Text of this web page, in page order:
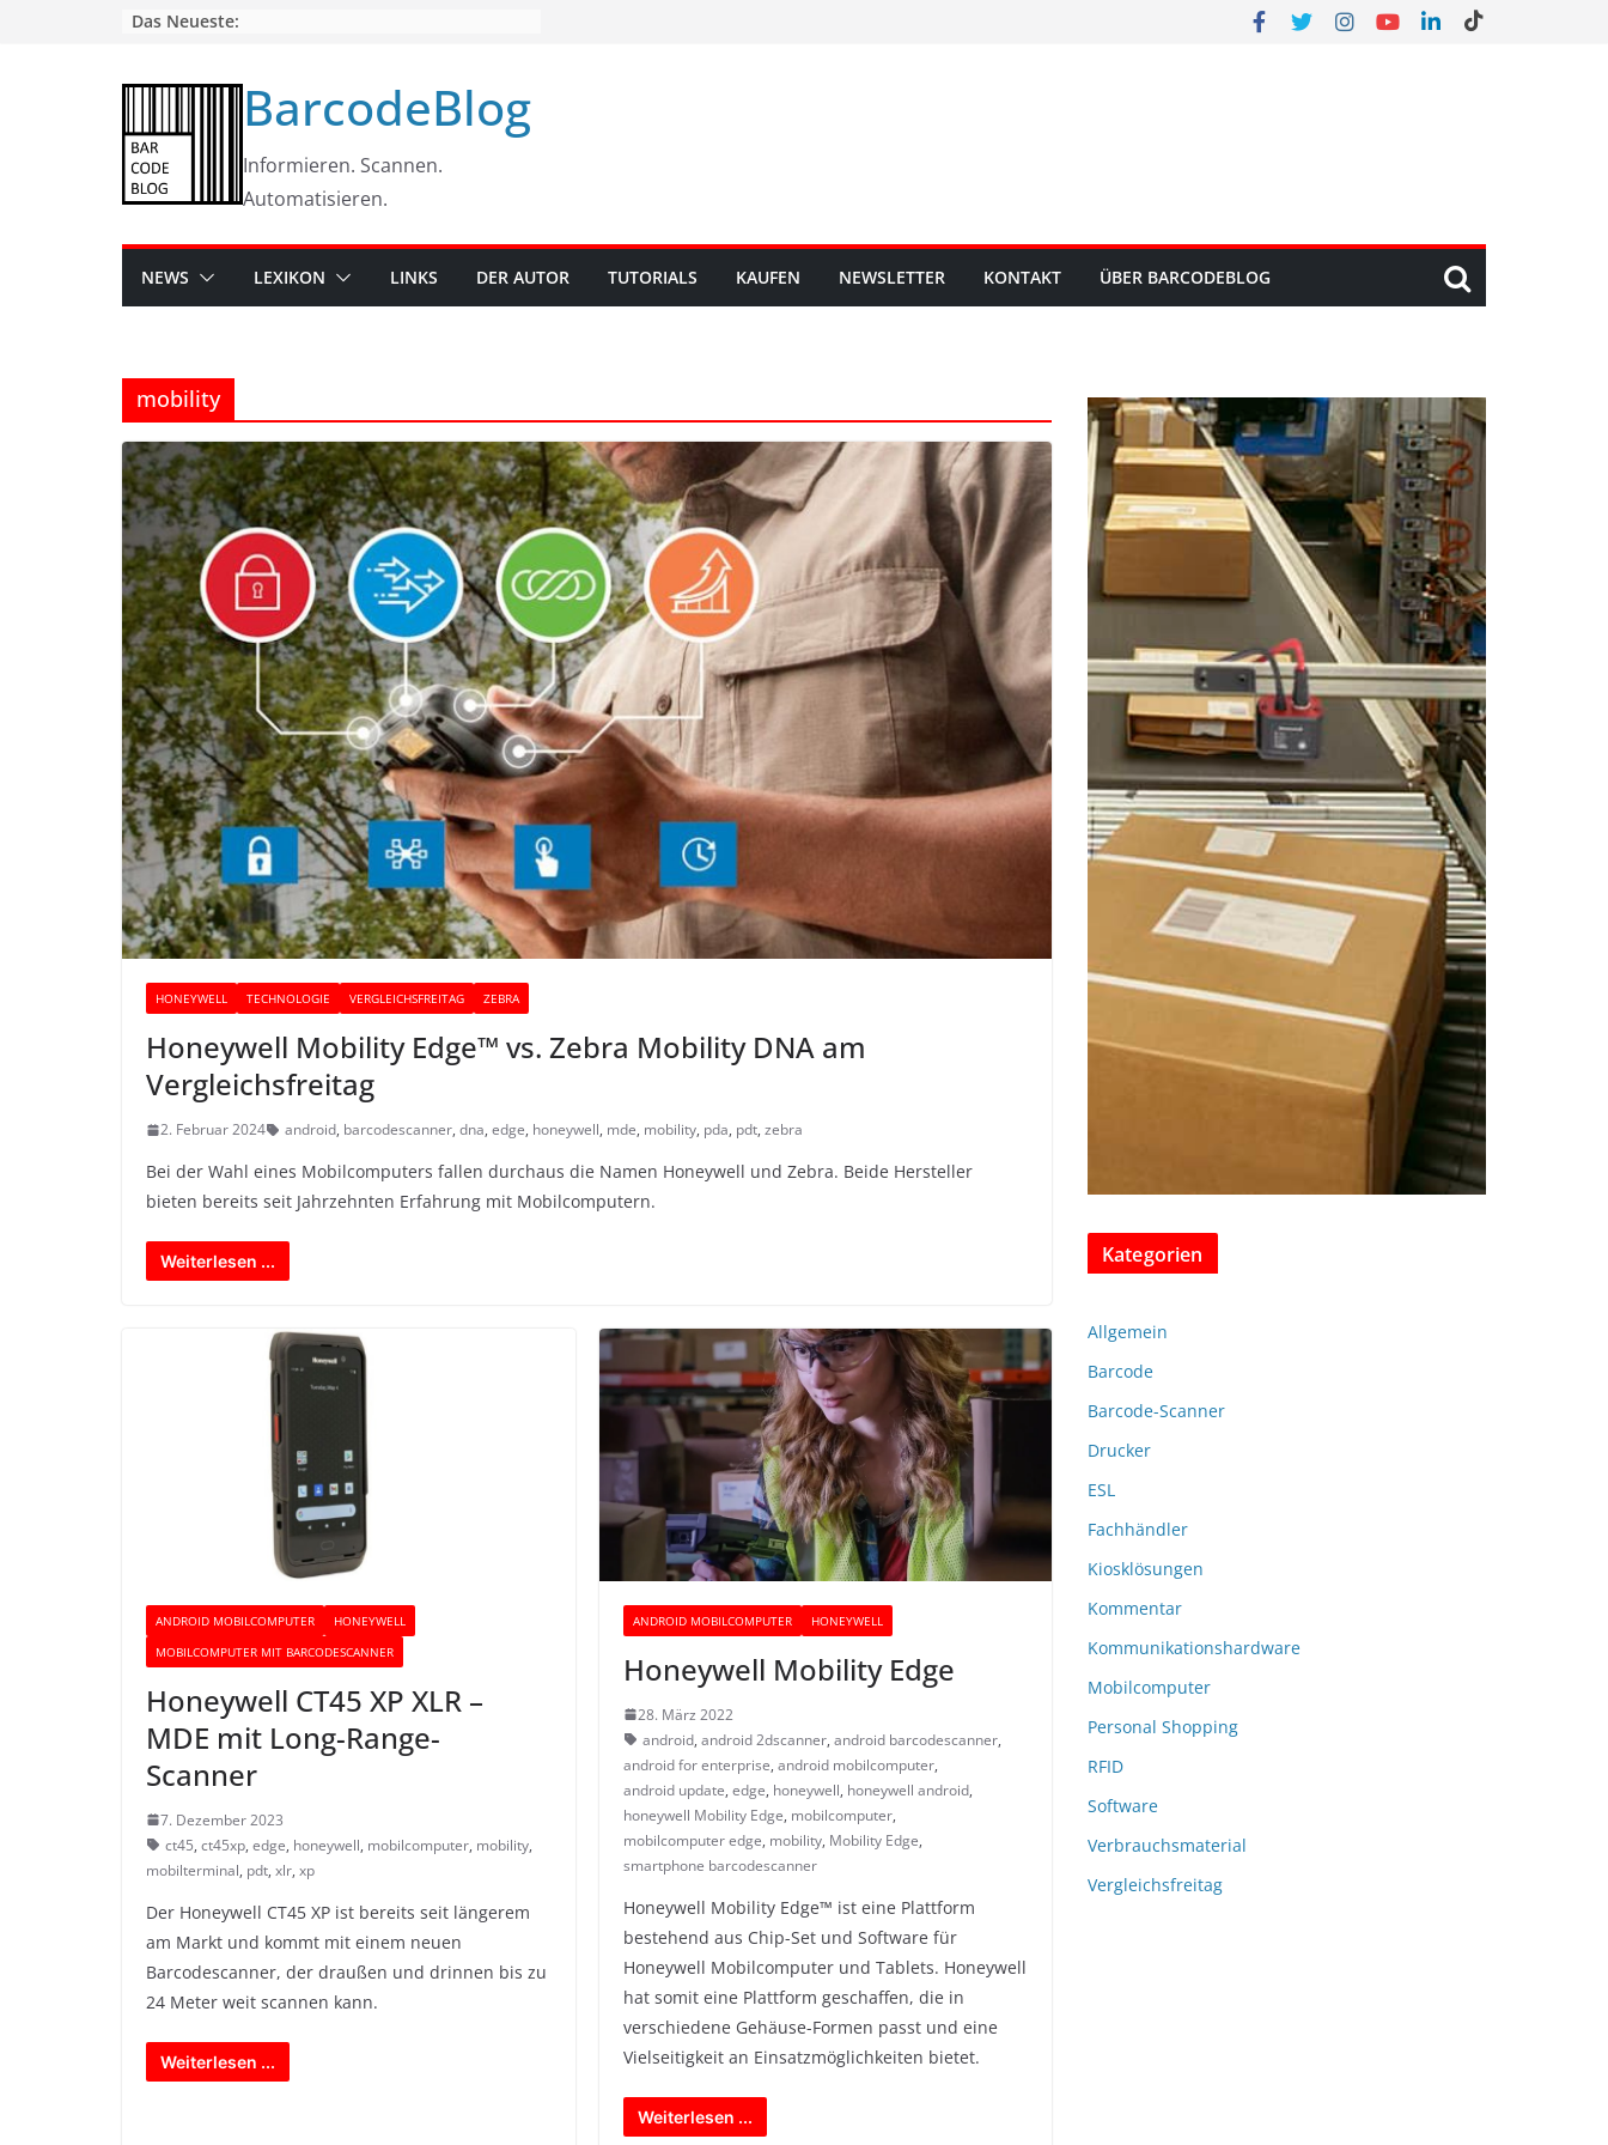
Das Neueste:
BarcodeBlog
Informieren. Scannen.
Automatisieren.
NEWS LEXIKON LINKS DER AUTOR TUTORIALS KAUFEN NEWSLETTER KONTAKT ÜBER BARCODEBLOG
mobility
HONEYWELL TECHNOLOGIE VERGLEICHSFREITAG ZEBRA
Honeywell Mobility Edge™ vs. Zebra Mobility DNA am
Vergleichsfreitag
2. Februar 2024 android, barcodescanner, dna, edge, honeywell, mde, mobility, pda, pdt, zebra
Bei der Wahl eines Mobilcomputers fallen durchaus die Namen Honeywell und Zebra. Beide Hersteller
bieten bereits seit Jahrzehnten Erfahrung mit Mobilcomputern.
Weiterlesen ...
ANDROID MOBILCOMPUTER
HONEYWELL
MOBILCOMPUTER MIT BARCODESCANNER
Honeywell CT45 XP XLR –
MDE mit Long-Range-
Scanner
7. Dezember 2023
ct45, ct45xp, edge, honeywell, mobilcomputer, mobility,
mobilterminal, pdt, xlr, xp
Der Honeywell CT45 XP ist bereits seit längerem
am Markt und kommt mit einem neuen
Barcodescanner, der draußen und drinnen bis zu
24 Meter weit scannen kann.
Weiterlesen ...
ANDROID MOBILCOMPUTER HONEYWELL
Honeywell Mobility Edge
28. März 2022
android, android 2dscanner, android barcodescanner,
android for enterprise, android mobilcomputer,
android update, edge, honeywell, honeywell android,
honeywell Mobility Edge, mobilcomputer,
mobilcomputer edge, mobility, Mobility Edge,
smartphone barcodescanner
Honeywell Mobility Edge™ ist eine Plattform
bestehend aus Chip-Set und Software für
Honeywell Mobilcomputer und Tablets. Honeywell
hat somit eine Plattform geschaffen, die in
verschiedene Gehäuse-Formen passt und eine
Vielseitigkeit an Einsatzmöglichkeiten bietet.
Weiterlesen ...
Kategorien
Allgemein
Barcode
Barcode-Scanner
Drucker
ESL
Fachhändler
Kiosklösungen
Kommentar
Kommunikationshardware
Mobilcomputer
Personal Shopping
RFID
Software
Verbrauchsmaterial
Vergleichsfreitag